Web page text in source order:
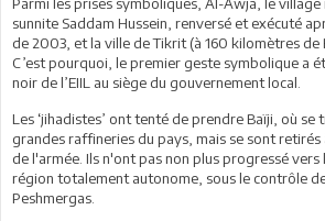
sunnite Saddam Hussein, renversé et exécuté
de 2003, et la ville de Tikrit (à 160 kilomètres
C’est pourquoi, le premier geste symbolique a
noir de l’EIIL au siège du gouvernement local.
Les ‘jihadistes’ ont tenté de prendre Baïji, où se
grandes raffineries du pays, mais se sont
de l'armée. Ils n'ont pas non plus progressé
région totalement autonome, sous le contrôle
Peshmergas.